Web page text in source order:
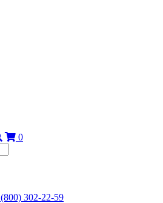
0
(800) 302-22-59